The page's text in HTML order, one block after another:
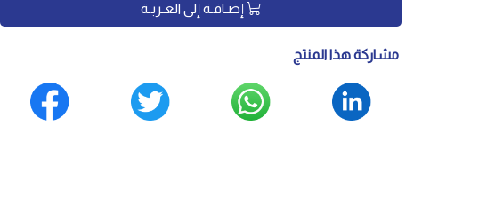
إضـافـة إلى العـربـة
مشاركة هذا المنتج